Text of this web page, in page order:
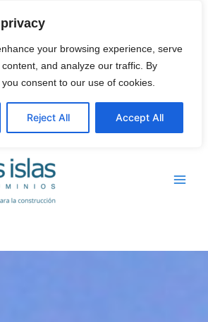
your browsing experience, serve
and analyze our traffic. By
consent to our use of cookies.
Reject All Accept All